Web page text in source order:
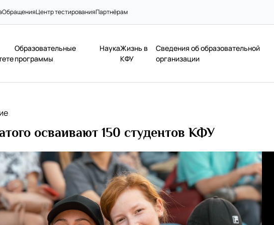
ОбращенияЦентр тестированияПартнёрам
Образовательные
программы
НаукаЖизнь в
КФУ
Сведения об образовательной
организации
осваивают 150 студентов КФУ